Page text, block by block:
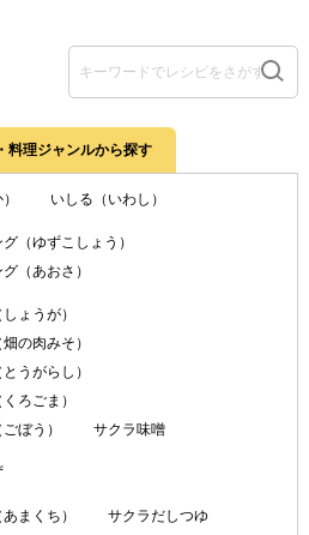
料理ジャンルから探す
いしる（いわし）
（ゆずこしょう）
（あおさ）
ょうが）
の肉みそ）
うがらし）
ろごま）
ぼう）
サクラ味噌
まくち）
サクラだしつゆ